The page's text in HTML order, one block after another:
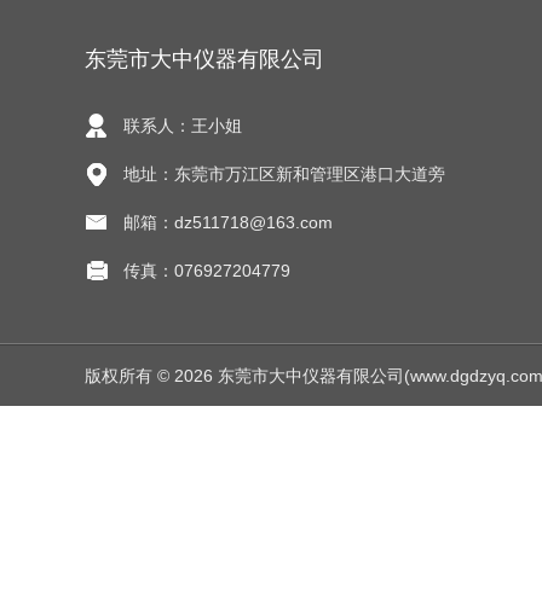
东莞市大中仪器有限公司
联系人：王小姐
地址：东莞市万江区新和管理区港口大道旁
邮箱：dz511718@163.com
传真：076927204779
版权所有 © 2026 东莞市大中仪器有限公司